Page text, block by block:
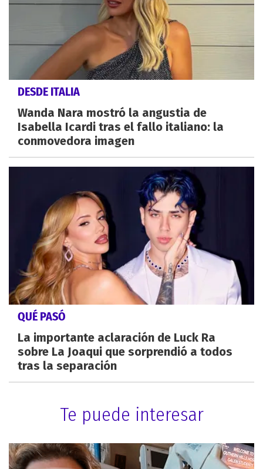
DESDE ITALIA
Wanda Nara mostró la angustia de
Isabella Icardi tras el fallo italiano: la
conmovedora imagen
QUÉ PASÓ
La importante aclaración de Luck Ra
sobre La Joaqui que sorprendió a todos
tras la separación
Te puede interesar